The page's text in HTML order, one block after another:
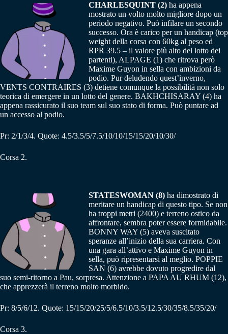
CHARLESQUINT (2) ha appena
mostrato un volto molto migliore dopo un
periodo negativo. Può infilare un secondo
successo. Ora è carico per un handicap (top
weight della corsa con 60kg al peso ed
RPR 39.5 – il valore più alto del lotto dei
partenti), ALPAGE (1) che ritrova però
Maxime Guyon in sella con ambizioni da
podio. Pur deludendo quest’inverno,
VENTS CONTRAIRES (3) detiene comunque la possibilità non solo
teorica di emergere in un lotto del genere. BAKHCHISARAY (4) ha
appena rassicurato il suo team sul suo stato di forma. Può puntare ad
un accesso al podio.
Pr: 2/1/3/4. Quote: 4.5/3.5/5/7.5/10/10/15/15/20/10/30/
Corsa 2.
STATESWOMAN (8) ha dimostrato di
meritare un handicap di questo tipo. Se non
ha troppi metri (2400) e terreno ostico da
affrontare, sembra poter essere formidabile.
BONNY WAY (5) aveva suscitato
speranze all’inizio della sua carriera. Con
una gara all’attivo e Maxime Guyon in
sella, può ripresentarsi al meglio. POPPIE
SAN (6) avrebbe dovuto progredire dal
suo semi-ritorno a Pau, sorpresa. Attenzione a PAPA AU RHUM (12),
che apprezzerà il terreno molto morbido.
Pr: 8/5/6/12. Quote: 15/15/20/25/5/6.5/10/3.5/12.5/30/35/8.5/35/20/
Corsa 3.